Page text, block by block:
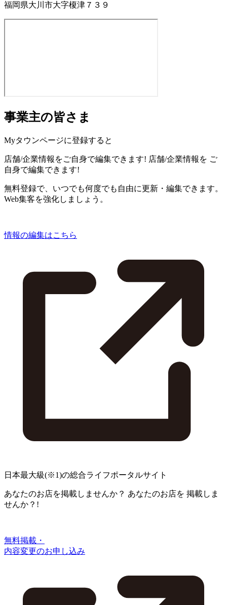
福岡県大川市大字榎津７３９
事業主の皆さま
Myタウンページに登録すると
店舗/企業情報をご自身で編集できます! 店舗/企業情報を ご
自身で編集できます!
無料登録で、いつでも何度でも自由に更新・編集できます。
Web集客を強化しましょう。
情報の編集はこちら
日本最大級(※1)の総合ライフポータルサイト
あなたのお店を掲載しませんか？ あなたのお店を 掲載しま
せんか？!
無料掲載・
内容変更のお申し込み